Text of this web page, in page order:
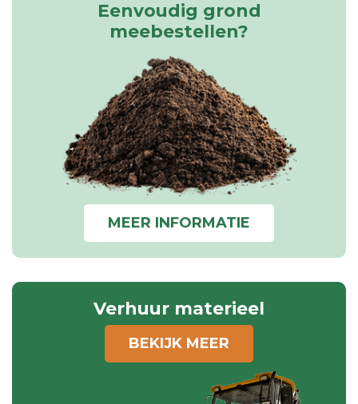
Eenvoudig grond
meebestellen?
MEER INFORMATIE
Verhuur materieel
BEKIJK MEER